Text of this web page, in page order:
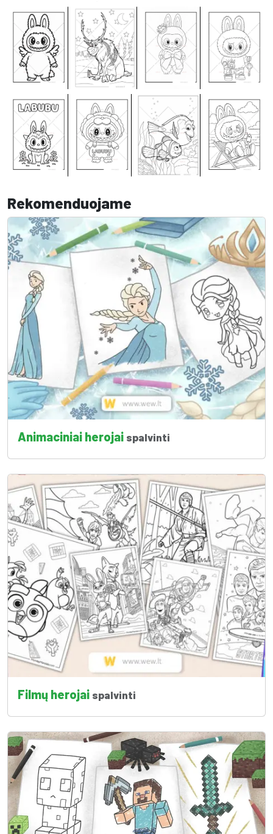
Rekomenduojame
Animaciniai herojai spalvinti
Filmų herojai spalvinti